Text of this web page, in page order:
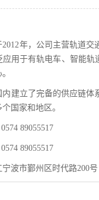
2012年，公司主营轨道
应用于有轨电车、智能
内建立了完备的供应链
国家和地区。
89055517
89055517
波市鄞州区时代路200号